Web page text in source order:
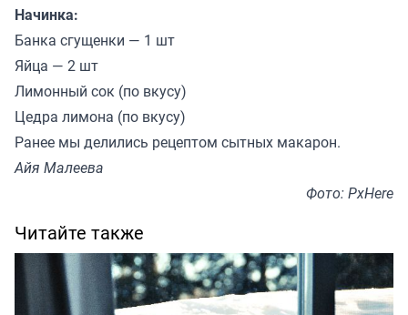
Начинка:
Банка сгущенки — 1 шт
Яйца — 2 шт
Лимонный сок (по вкусу)
Цедра лимона (по вкусу)
Ранее мы делились рецептом сытных макарон.
Айя Малеева
Фото: PxHere
Читайте также